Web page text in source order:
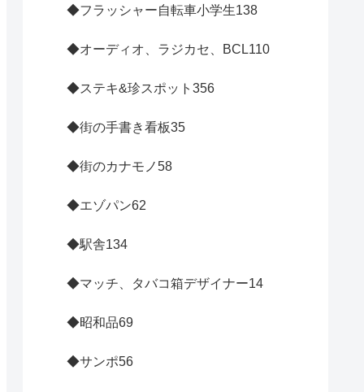
◆フラッシャー自転車小学生138
◆オーディオ、ラジカセ、BCL110
◆ステキ&珍スポット 356
◆街の手書き看板35
◆街のカナモノ58
◆エゾパン62
◆駅舎134
◆マッチ、タバコ箱デザイナー14
◆昭和品69
◆サンポ56